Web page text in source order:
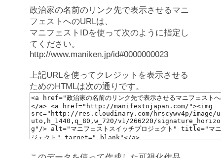
政治家の名前のリンク先で表示させるマニ
フェストへのURLは、
マニフェストIDを使って次のように指定し
てください。
http://www.maniken.jp/id#0000000023
上記URLを使ってクレジットを表示させる
ためのHTMLは次の通りです。